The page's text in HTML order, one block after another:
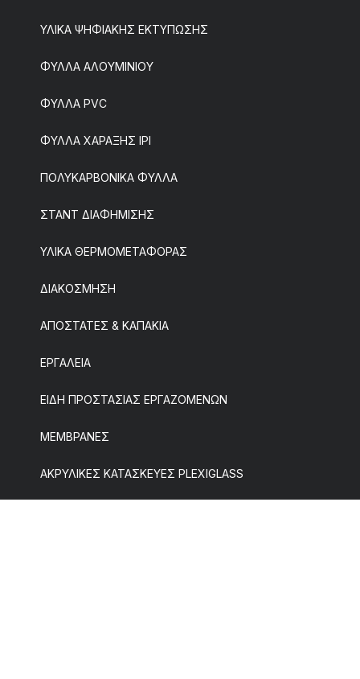
ΥΛΙΚΑ ΨΗΦΙΑΚΗΣ ΕΚΤΥΠΩΣΗΣ
ΦΥΛΛΑ ΑΛΟΥΜΙΝΙΟΥ
ΦΥΛΛΑ PVC
ΦΥΛΛΑ ΧΑΡΑΞΗΣ IPI
ΠΟΛΥΚΑΡΒΟΝΙΚΑ ΦΥΛΛΑ
ΣΤΑΝΤ ΔΙΑΦΗΜΙΣΗΣ
ΥΛΙΚΑ ΘΕΡΜΟΜΕΤΑΦΟΡΑΣ
ΔΙΑΚΟΣΜΗΣΗ
ΑΠΟΣΤΑΤΕΣ & ΚΑΠΑΚΙΑ
ΕΡΓΑΛΕΙΑ
ΕΙΔΗ ΠΡΟΣΤΑΣΙΑΣ ΕΡΓΑΖΟΜΕΝΩΝ
ΜΕΜΒΡΑΝΕΣ
ΑΚΡΥΛΙΚΕΣ ΚΑΤΑΣΚΕΥΕΣ PLEXIGLASS